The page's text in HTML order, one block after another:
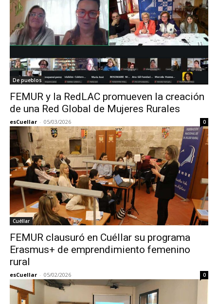
De pueblos
FEMUR y la RedLAC promueven la creación
de una Red Global de Mujeres Rurales
esCuellar - 05/03/2026 0
Cuéllar
FEMUR clausuró en Cuéllar su programa
Erasmus+ de emprendimiento femenino
rural
esCuellar - 05/02/2026 0